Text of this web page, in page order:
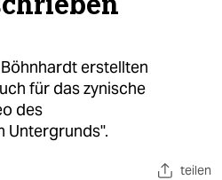
erstellten
für das zynische
des
Untergrunds".
teilen